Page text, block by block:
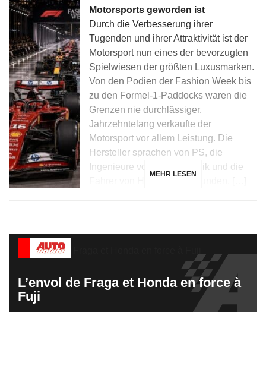
Motorsports geworden ist
Durch die Verbesserung ihrer
Tugenden und ihrer Attraktivität ist der
Motorsport nun eines der bevorzugten
Spielwiesen der größten Luxusmarken.
Von den Podien der Fashion Week bis
zu den Formel-1-Paddocks waren die
Grenzen nie durchlässiger.
Jahrzehntelang verkaufte der
Motorsport vor allem Leistung. Die
Hersteller sprachen von PS, die
Ingenieure von Aerodynamik und die
MEHR LESEN
L’envol de Fraga et Honda en force à
Fuji